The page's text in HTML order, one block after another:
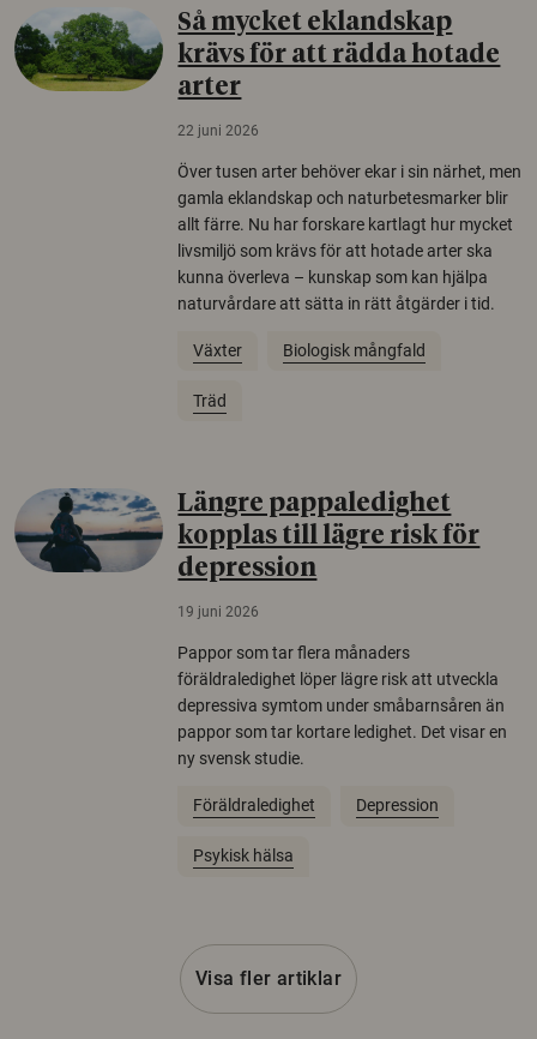
Så mycket eklandskap
krävs för att rädda hotade
arter
22 juni 2026
Över tusen arter behöver ekar i sin närhet, men
gamla eklandskap och naturbetesmarker blir
allt färre. Nu har forskare kartlagt hur mycket
livsmiljö som krävs för att hotade arter ska
kunna överleva – kunskap som kan hjälpa
naturvårdare att sätta in rätt åtgärder i tid.
Växter Biologisk mångfald
Träd
Längre pappaledighet
kopplas till lägre risk för
depression
19 juni 2026
Pappor som tar flera månaders
föräldraledighet löper lägre risk att utveckla
depressiva symtom under småbarnsåren än
pappor som tar kortare ledighet. Det visar en
ny svensk studie.
Föräldraledighet Depression
Psykisk hälsa
Visa fler artiklar